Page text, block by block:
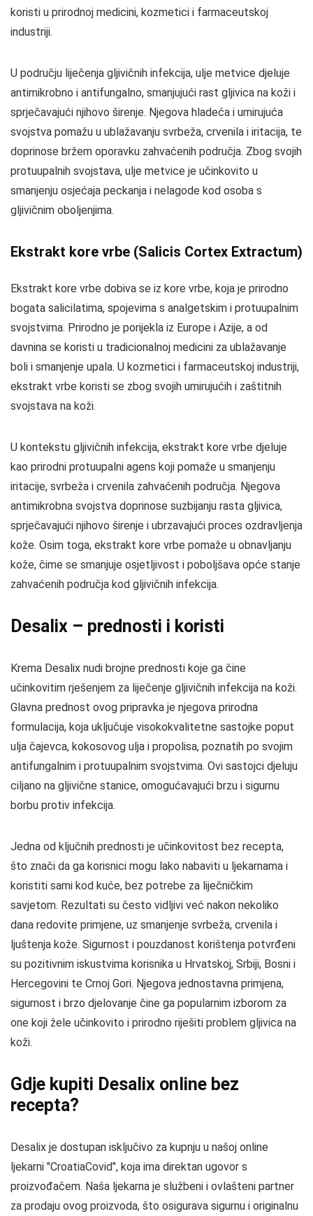
koristi u prirodnoj medicini, kozmetici i farmaceutskoj
industriji.
U području liječenja gljivičnih infekcija, ulje metvice djeluje
antimikrobno i antifungalno, smanjujući rast gljivica na koži i
sprječavajući njihovo širenje. Njegova hladeća i umirujuća
svojstva pomažu u ublažavanju svrbeža, crvenila i iritacija, te
doprinose bržem oporavku zahvaćenih područja. Zbog svojih
protuupalnih svojstava, ulje metvice je učinkovito u
smanjenju osjećaja peckanja i nelagode kod osoba s
gljivičnim oboljenjima.
Ekstrakt kore vrbe (Salicis Cortex Extractum)
Ekstrakt kore vrbe dobiva se iz kore vrbe, koja je prirodno
bogata salicilatima, spojevima s analgetskim i protuupalnim
svojstvima. Prirodno je porijekla iz Europe i Azije, a od
davnina se koristi u tradicionalnoj medicini za ublažavanje
boli i smanjenje upala. U kozmetici i farmaceutskoj industriji,
ekstrakt vrbe koristi se zbog svojih umirujućih i zaštitnih
svojstava na koži.
U kontekstu gljivičnih infekcija, ekstrakt kore vrbe djeluje
kao prirodni protuupalni agens koji pomaže u smanjenju
iritacije, svrbeža i crvenila zahvaćenih područja. Njegova
antimikrobna svojstva doprinose suzbijanju rasta gljivica,
sprječavajući njihovo širenje i ubrzavajući proces ozdravljenja
kože. Osim toga, ekstrakt kore vrbe pomaže u obnavljanju
kože, čime se smanjuje osjetljivost i poboljšava opće stanje
zahvaćenih područja kod gljivičnih infekcija.
Desalix – prednosti i koristi
Krema Desalix nudi brojne prednosti koje ga čine
učinkovitim rješenjem za liječenje gljivičnih infekcija na koži.
Glavna prednost ovog pripravka je njegova prirodna
formulacija, koja uključuje visokokvalitetne sastojke poput
ulja čajevca, kokosovog ulja i propolisa, poznatih po svojim
antifungalnim i protuupalnim svojstvima. Ovi sastojci djeluju
ciljano na gljivične stanice, omogućavajući brzu i sigurnu
borbu protiv infekcija.
Jedna od ključnih prednosti je učinkovitost bez recepta,
što znači da ga korisnici mogu lako nabaviti u ljekarnama i
koristiti sami kod kuće, bez potrebe za liječničkim
savjetom. Rezultati su često vidljivi već nakon nekoliko
dana redovite primjene, uz smanjenje svrbeža, crvenila i
ljuštenja kože. Sigurnost i pouzdanost korištenja potvrđeni
su pozitivnim iskustvima korisnika u Hrvatskoj, Srbiji, Bosni i
Hercegovini te Crnoj Gori. Njegova jednostavna primjena,
sigurnost i brzo djelovanje čine ga popularnim izborom za
one koji žele učinkovito i prirodno riješiti problem gljivica na
koži.
Gdje kupiti Desalix online bez
recepta?
Desalix je dostupan isključivo za kupnju u našoj online
ljekarni "CroatiaCovid", koja ima direktan ugovor s
proizvođačem. Naša ljekarna je službeni i ovlašteni partner
za prodaju ovog proizvoda, što osigurava sigurnu i originalnu